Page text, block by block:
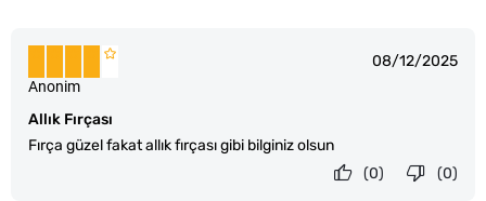
08/12/2025
Allık Fırçası
Fırça güzel fakat allık fırçası gibi bilginiz olsun
Anonim
(0)
(0)